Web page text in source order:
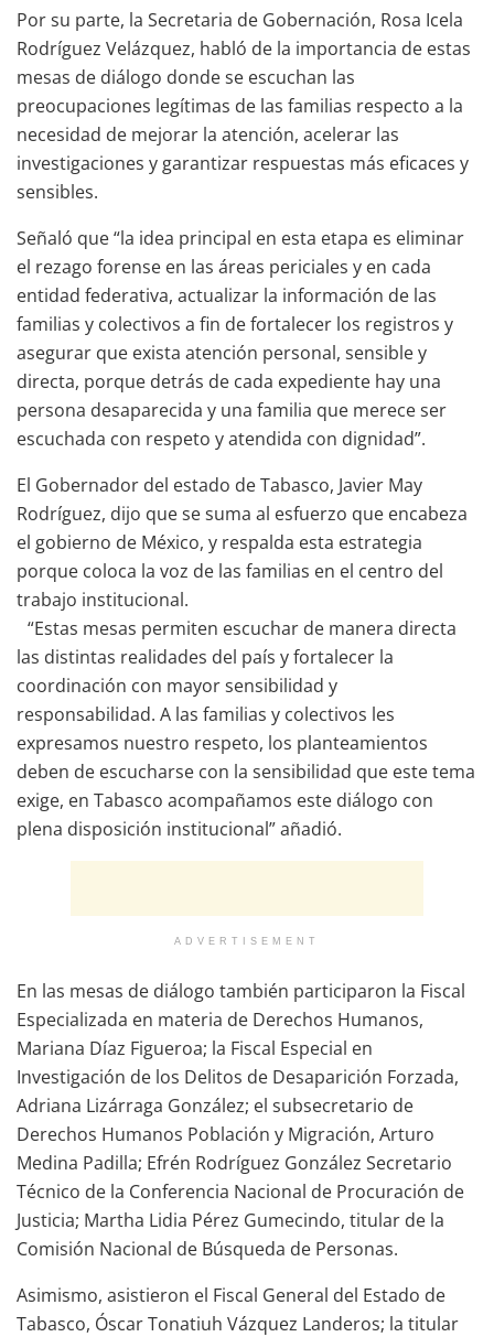
Por su parte, la Secretaria de Gobernación, Rosa Icela
Rodríguez Velázquez, habló de la importancia de estas
mesas de diálogo donde se escuchan las
preocupaciones legítimas de las familias respecto a la
necesidad de mejorar la atención, acelerar las
investigaciones y garantizar respuestas más eficaces y
sensibles.
Señaló que “la idea principal en esta etapa es eliminar
el rezago forense en las áreas periciales y en cada
entidad federativa, actualizar la información de las
familias y colectivos a fin de fortalecer los registros y
asegurar que exista atención personal, sensible y
directa, porque detrás de cada expediente hay una
persona desaparecida y una familia que merece ser
escuchada con respeto y atendida con dignidad”.
El Gobernador del estado de Tabasco, Javier May
Rodríguez, dijo que se suma al esfuerzo que encabeza
el gobierno de México, y respalda esta estrategia
porque coloca la voz de las familias en el centro del
trabajo institucional.
“Estas mesas permiten escuchar de manera directa
las distintas realidades del país y fortalecer la
coordinación con mayor sensibilidad y
responsabilidad. A las familias y colectivos les
expresamos nuestro respeto, los planteamientos
deben de escucharse con la sensibilidad que este tema
exige, en Tabasco acompañamos este diálogo con
plena disposición institucional” añadió.
ADVERTISEMENT
En las mesas de diálogo también participaron la Fiscal
Especializada en materia de Derechos Humanos,
Mariana Díaz Figueroa; la Fiscal Especial en
Investigación de los Delitos de Desaparición Forzada,
Adriana Lizárraga González; el subsecretario de
Derechos Humanos Población y Migración, Arturo
Medina Padilla; Efrén Rodríguez González Secretario
Técnico de la Conferencia Nacional de Procuración de
Justicia; Martha Lidia Pérez Gumecindo, titular de la
Comisión Nacional de Búsqueda de Personas.
Asimismo, asistieron el Fiscal General del Estado de
Tabasco, Óscar Tonatiuh Vázquez Landeros; la titular